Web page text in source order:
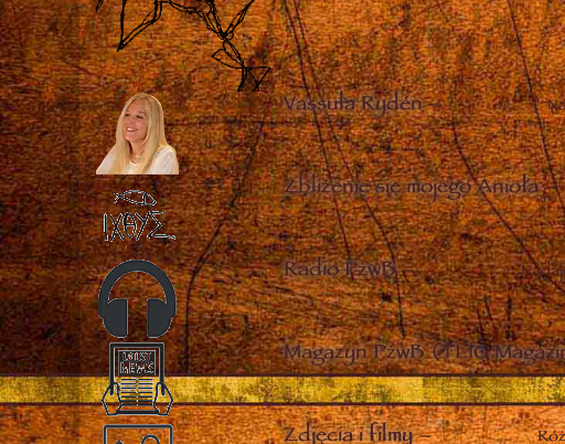
Vassula Rydén–
Zbliżenie się mojego Anioła–
Radio PżwB–
Magazyn PżwB (TLIG
Zdjęcia i filmy–